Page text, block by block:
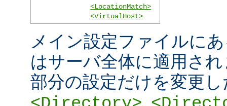
<LocationMatch>
<VirtualHost>
メイン設定ファイルに
はサーバ全体に適用さ
部分の設定だけを変更
,